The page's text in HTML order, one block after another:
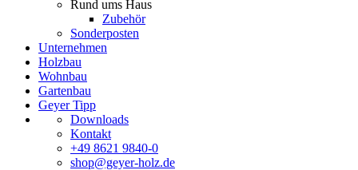
Rund ums Haus
Zubehör
Sonderposten
Unternehmen
Holzbau
Wohnbau
Gartenbau
Geyer Tipp
Downloads
Kontakt
+49 8621 9840-0
shop@geyer-holz.de